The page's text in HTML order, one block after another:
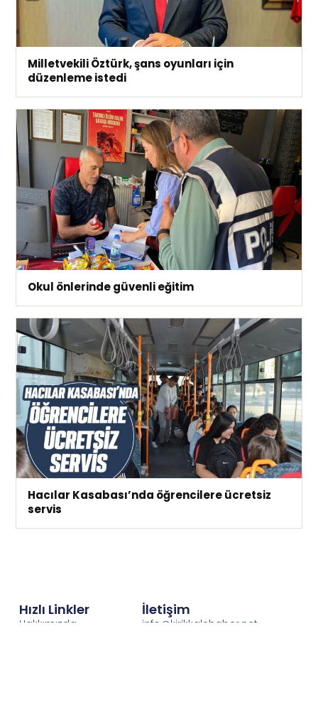
Milletvekili Öztürk, şans oyunları için
düzenleme istedi
Okul önlerinde güvenli eğitim
Hacılar Kasabası’nda öğrencilere ücretsiz
servis
Hızlı Linkler
Hakkımızda
İletişim
info@kirikkalehaber.net